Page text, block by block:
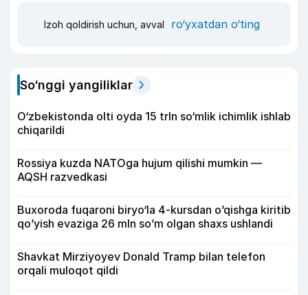
Izoh qoldirish uchun, avval ro‘yxatdan o‘ting
So‘nggi yangiliklar
O‘zbekistonda olti oyda 15 trln so‘mlik ichimlik ishlab
chiqarildi
Rossiya kuzda NATOga hujum qilishi mumkin —
AQSH razvedkasi
Buxoroda fuqaroni biryo‘la 4-kursdan o’qishga kiritib
qo’yish evaziga 26 mln so’m olgan shaxs ushlandi
Shavkat Mirziyoyev Donald Tramp bilan telefon
orqali muloqot qildi